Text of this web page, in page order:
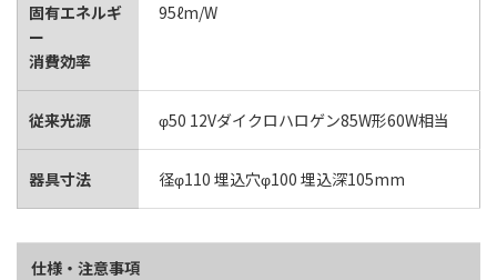
固有エネルギ
ー
消費効率
95ℓm/W
従来光源 φ50 12Vダイクロハロゲン85W形60W相当
器具寸法 径φ110 埋込穴φ100 埋込深105mm
仕様・注意事項